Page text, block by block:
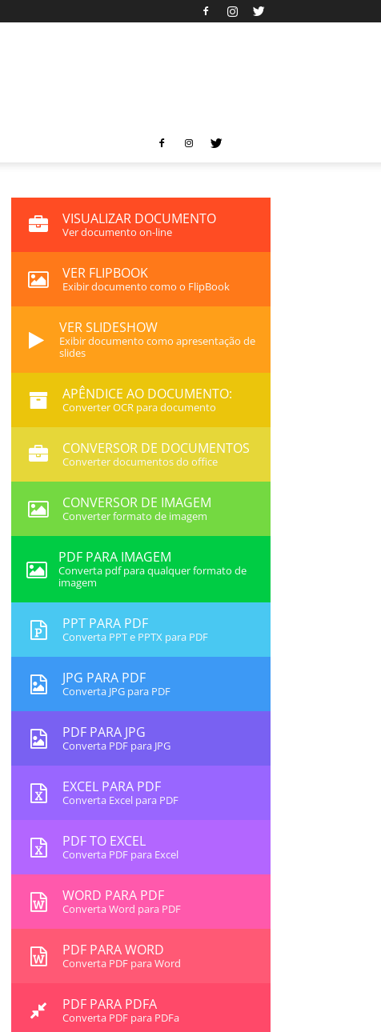
VISUALIZAR DOCUMENTO
Ver documento on-line
VER FLIPBOOK
Exibir documento como o FlipBook
VER SLIDESHOW
Exibir documento como apresentação de
slides
APÊNDICE AO DOCUMENTO:
Converter OCR para documento
CONVERSOR DE DOCUMENTOS
Converter documentos do office
CONVERSOR DE IMAGEM
Converter formato de imagem
PDF PARA IMAGEM
Converta pdf para qualquer formato de
imagem
PPT PARA PDF
Converta PPT e PPTX para PDF
JPG PARA PDF
Converta JPG para PDF
PDF PARA JPG
Converta PDF para JPG
EXCEL PARA PDF
Converta Excel para PDF
PDF TO EXCEL
Converta PDF para Excel
WORD PARA PDF
Converta Word para PDF
PDF PARA WORD
Converta PDF para Word
PDF PARA PDFA
Converta PDF para PDFa